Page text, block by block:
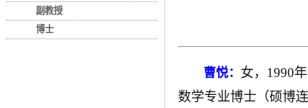
副教授
博士
曹悦： 女，1990
数学专业博士（硕博